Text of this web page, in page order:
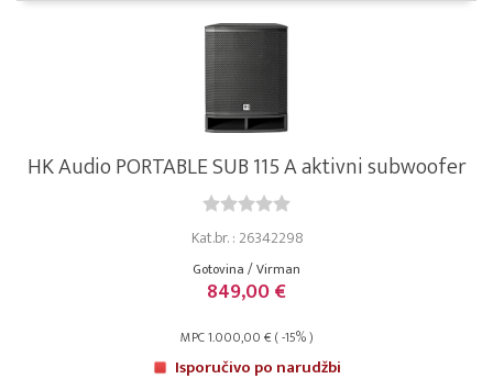
HK Audio PORTABLE SUB 115 A aktivni subwoofer
Kat.br. : 26342298
Gotovina / Virman
849,00 €
MPC 1.000,00 € ( -15% )
Isporučivo po narudžbi